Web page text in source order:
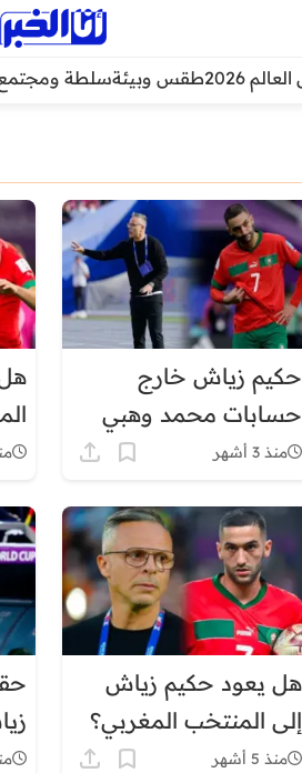
2026 طقس وبيئةسلطة ومجتمع
حكيم زياش خارج
حسابات محمد وهبي
قبل مونديال 2026
منذ 3 أشهر منذ
هل يعود حكيم زياش
إلى المنتخب المغربي؟
معطيات تكشف موقف
منذ 5 أشهر منذ